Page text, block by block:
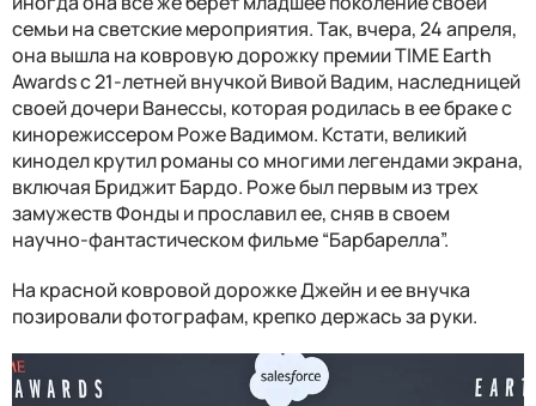
семьи на светские мероприятия. Так, вчера, 24 апреля,
она вышла на ковровую дорожку премии TIME Earth
Awards с 21-летней внучкой Вивой Вадим, наследницей
своей дочери Ванессы, которая родилась в ее браке с
кинорежиссером Роже Вадимом. Кстати, великий
кинодел крутил романы со многими легендами экрана,
включая Бриджит Бардо. Роже был первым из трех
замужеств Фонды и прославил ее, сняв в своем
научно-фантастическом фильме “Барбарелла”.
На красной ковровой дорожке Джейн и ее внучка
позировали фотографам, крепко держась за руки.